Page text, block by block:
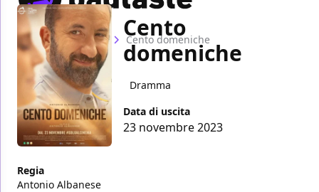
Home Film Cento domeniche
Cento
domeniche
Dramma
Data di uscita
23 novembre 2023
Regia
Antonio Albanese